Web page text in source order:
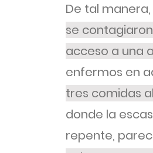
De tal manera,
se
acceso a una
enfermos en
tres comidas
donde la
repente,